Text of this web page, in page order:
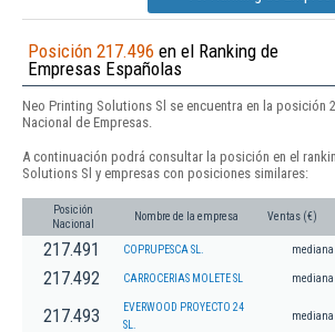
Posición 217.496 en el Ranking de
Empresas Españolas
Neo Printing Solutions Sl se encuentra en la posición
Nacional de Empresas.
A continuación podrá consultar la posición en el
Solutions Sl y empresas con posiciones similares:
Posición
Nacional
Nombre de la empresa Ventas (€)
217.491 COPRUPESCA SL. mediana
217.492 CARROCERIAS MOLETE SL mediana
217.493
EVERWOOD PROYECTO 24
SL.
mediana